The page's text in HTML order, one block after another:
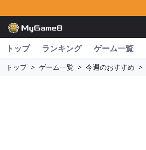
トップ ランキング ゲーム一覧
トップ > ゲーム一覧 > 今週のおすすめ >